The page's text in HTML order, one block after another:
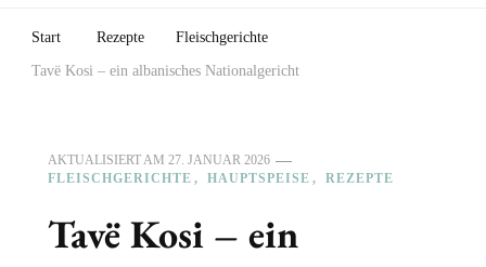
Start Rezepte Fleischgerichte
Tavë Kosi – ein albanisches Nationalgericht
AKTUALISIERT AM 27. JANUAR 2026
FLEISCHGERICHTE
HAUPTSPEISE REZEPTE
Tavë Kosi – ein